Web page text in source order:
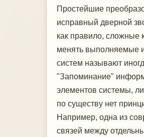
Простейшие
исправный дверной
как правило, сложные
менять выполняемые
систем называют
"Запоминание"
элементов системы,
по существу нет
Например, одна из
связей между